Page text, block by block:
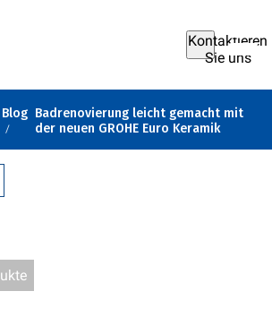
Kontaktieren
Sie uns
Blog Badrenovierung leicht gemacht mit
der neuen GROHE Euro Keramik